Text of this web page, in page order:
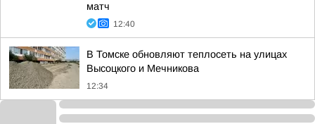
матч
12:40
В Томске обновляют теплосеть на улицах
Высоцкого и Мечникова
12:34